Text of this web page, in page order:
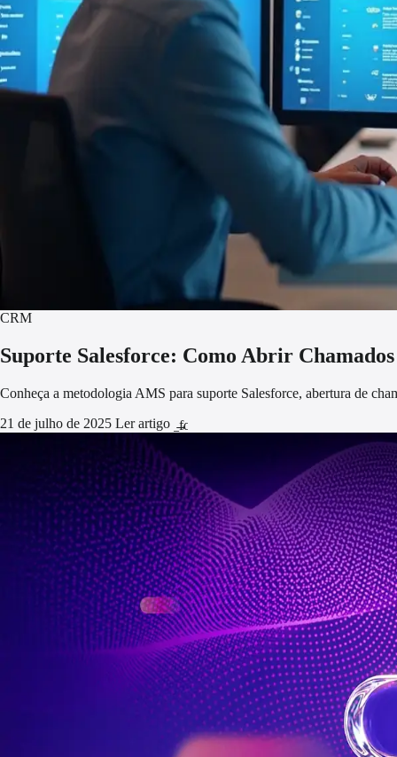
CRM
Suporte Salesforce: Como Abrir
Conheça a metodologia AMS para suporte Salesforce, abertura de
21 de julho de 2025 Ler artigo
arrow_forward